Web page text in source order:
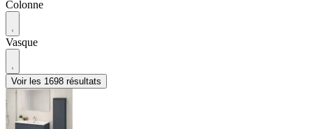
Colonne
Vasque
Voir les 1698 résultats